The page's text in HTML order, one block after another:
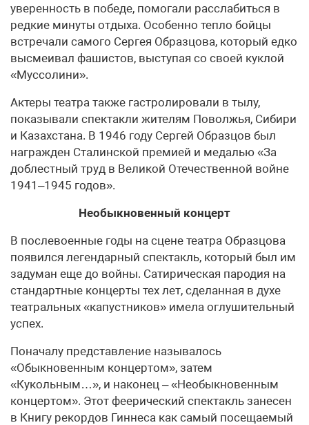
уверенность в победе, помогали расслабиться в
редкие минуты отдыха. Особенно тепло бойцы
встречали самого Сергея Образцова, который едко
высмеивал фашистов, выступая со своей куклой
«Муссолини».
Актеры театра также гастролировали в тылу,
показывали спектакли жителям Поволжья, Сибири
и Казахстана. В 1946 году Сергей Образцов был
награжден Сталинской премией и медалью «За
доблестный труд в Великой Отечественной войне
1941–1945 годов».
Необыкновенный концерт
В послевоенные годы на сцене театра Образцова
появился легендарный спектакль, который был им
задуман еще до войны. Сатирическая пародия на
стандартные концерты тех лет, сделанная в духе
театральных «капустников» имела оглушительный
успех.
Поначалу представление называлось
«Обыкновенным концертом», затем
«Кукольным…», и наконец – «Необыкновенным
концертом». Этот феерический спектакль занесен
в Книгу рекордов Гиннеса как самый посещаемый